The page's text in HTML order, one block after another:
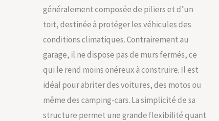
généralement composée de piliers et d’un
toit, destinée à protéger les véhicules des
conditions climatiques. Contrairement au
garage, il ne dispose pas de murs fermés, ce
qui le rend moins onéreux à construire. Il est
idéal pour abriter des voitures, des motos ou
même des camping-cars. La simplicité de sa
structure permet une grande flexibilité quant